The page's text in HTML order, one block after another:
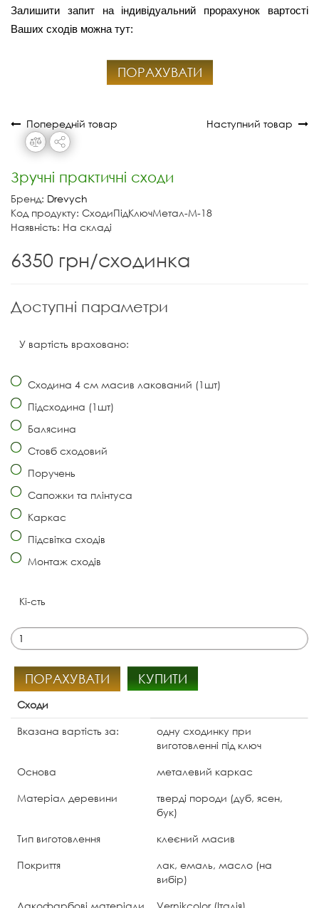
Залишити запит на індивідуальний прорахунок вартості
Ваших сходів можна тут:
ПОРАХУВАТИ
Попередній товар Наступний товар
Зручні практичні сходи
Бренд: Drevych
Код продукту: СходиПідКлючМетал-М-18
Наявність: На складі
6350 грн/сходинка
Доступні параметри
У вартість враховано:
Сходина 4 см масив лакований (1шт)
Підсходина (1шт)
Балясина
Стовб сходовий
Поручень
Сапожки та плінтуса
Каркас
Підсвітка сходів
Монтаж сходів
Кі-сть
ПОРАХУВАТИ КУПИТИ
Сходи
Вказана вартість за:
одну сходинку при
виготовленні під ключ
Основа
металевий каркас
Матеріал деревини
тверді породи (дуб, ясен,
бук)
Тип виготовлення
клеєний масив
Покриття
лак, емаль, масло (на
вибір)